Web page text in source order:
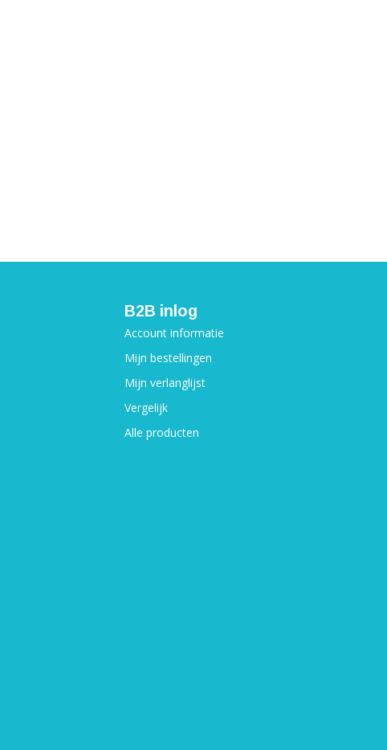
B2B inlog
Account informatie
Mijn bestellingen
Mijn verlanglijst
Vergelijk
Alle producten